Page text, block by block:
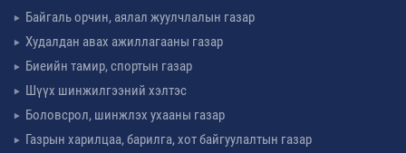
Байгаль орчин, аялал жуулчлалын газар
Худалдан авах ажиллагааны газар
Биеийн тамир, спортын газар
Шүүх шинжилгээний хэлтэс
Боловсрол, шинжлэх ухааны газар
Газрын харилцаа, барилга, хот байгуулалтын газар